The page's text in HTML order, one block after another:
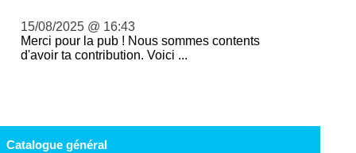
15/08/2025 @ 16:43
Merci pour la pub ! Nous sommes contents
d'avoir ta contribution. Voici ...
Catalogue général